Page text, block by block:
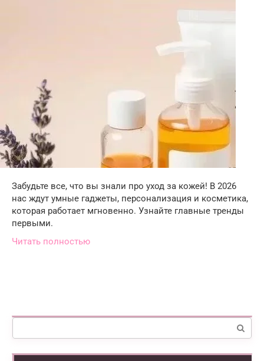
Забудьте все, что вы знали про уход за кожей! В 2026
нас ждут умные гаджеты, персонализация и косметика,
которая работает мгновенно. Узнайте главные тренды
первыми.
Читать полностью
Поиск: